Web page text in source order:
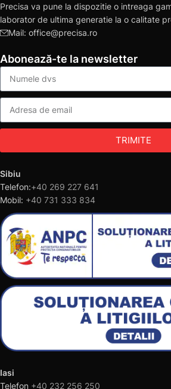
Precisa va pune la dispozitie o intreaga
laborator de ultima generatie la o calitate
Mail: office@precisa.ro
Abonează-te la newsletter
TRIMITE
Sibiu
Telefon:+40 269 227 641
Mobil: +40 731 333 834
Iasi
Telefon +40 232 256 250